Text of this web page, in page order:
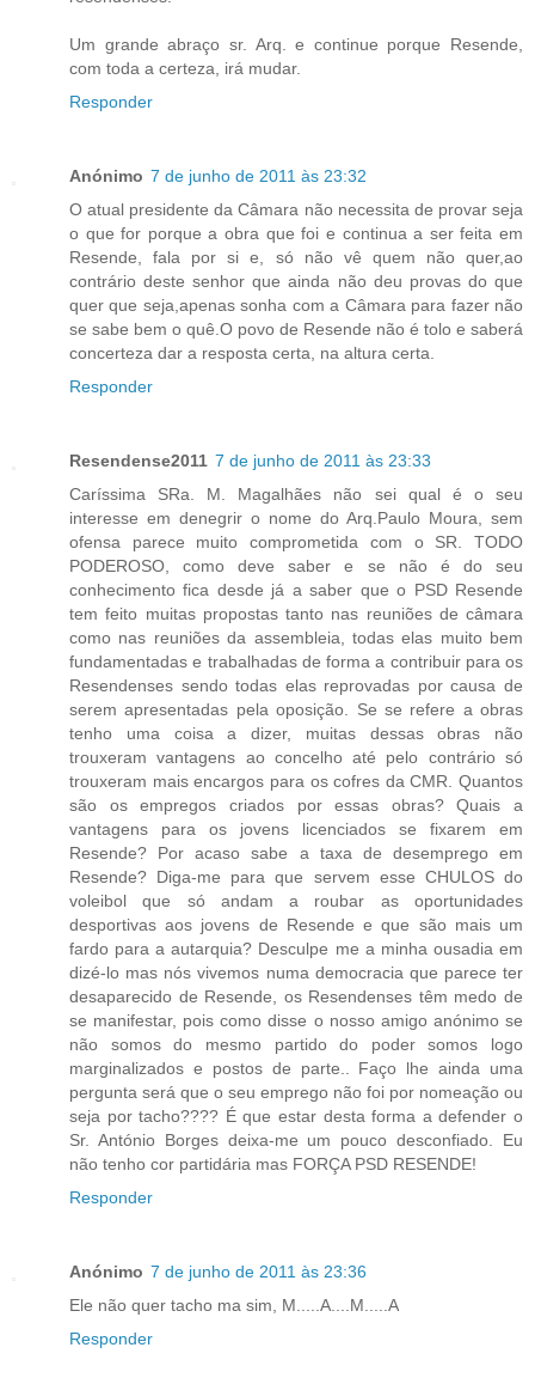
Um grande abraço sr. Arq. e continue porque Resende,
com toda a certeza, irá mudar.
Responder
Anónimo 7 de junho de 2011 às 23:32
O atual presidente da Câmara não necessita de provar seja
o que for porque a obra que foi e continua a ser feita em
Resende, fala por si e, só não vê quem não quer,ao
contrário deste senhor que ainda não deu provas do que
quer que seja,apenas sonha com a Câmara para fazer não
se sabe bem o quê.O povo de Resende não é tolo e saberá
concerteza dar a resposta certa, na altura certa.
Responder
Resendense2011 7 de junho de 2011 às 23:33
Caríssima SRa. M. Magalhães não sei qual é o seu
interesse em denegrir o nome do Arq.Paulo Moura, sem
ofensa parece muito comprometida com o SR. TODO
PODEROSO, como deve saber e se não é do seu
conhecimento fica desde já a saber que o PSD Resende
tem feito muitas propostas tanto nas reuniões de câmara
como nas reuniões da assembleia, todas elas muito bem
fundamentadas e trabalhadas de forma a contribuir para os
Resendenses sendo todas elas reprovadas por causa de
serem apresentadas pela oposição. Se se refere a obras
tenho uma coisa a dizer, muitas dessas obras não
trouxeram vantagens ao concelho até pelo contrário só
trouxeram mais encargos para os cofres da CMR. Quantos
são os empregos criados por essas obras? Quais a
vantagens para os jovens licenciados se fixarem em
Resende? Por acaso sabe a taxa de desemprego em
Resende? Diga-me para que servem esse CHULOS do
voleibol que só andam a roubar as oportunidades
desportivas aos jovens de Resende e que são mais um
fardo para a autarquia? Desculpe me a minha ousadia em
dizé-lo mas nós vivemos numa democracia que parece ter
desaparecido de Resende, os Resendenses têm medo de
se manifestar, pois como disse o nosso amigo anónimo se
não somos do mesmo partido do poder somos logo
marginalizados e postos de parte.. Faço lhe ainda uma
pergunta será que o seu emprego não foi por nomeação ou
seja por tacho???? É que estar desta forma a defender o
Sr. António Borges deixa-me um pouco desconfiado. Eu
não tenho cor partidária mas FORÇA PSD RESENDE!
Responder
Anónimo 7 de junho de 2011 às 23:36
Ele não quer tacho ma sim, M.....A....M.....A
Responder